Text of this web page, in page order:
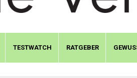
TESTWATCH RATGEBER